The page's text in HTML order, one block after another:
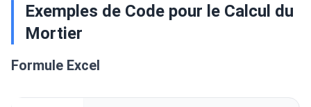
Exemples de Code pour le Calcul du
Mortier
Formule Excel